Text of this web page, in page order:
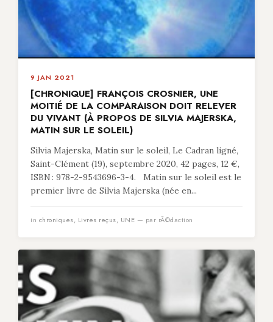
9 JAN 2021
[CHRONIQUE] FRANÇOIS CROSNIER, UNE
MOITIÉ DE LA COMPARAISON DOIT RELEVER
DU VIVANT (À PROPOS DE SILVIA MAJERSKA,
MATIN SUR LE SOLEIL)
Silvia Majerska, Matin sur le soleil, Le Cadran ligné,
Saint-Clément (19), septembre 2020, 42 pages, 12 €,
ISBN : 978-2-9543696-3-4. Matin sur le soleil est le
premier livre de Silvia Majerska (née en...
in chroniques, Livres reçus, UNE — par rÃ©daction